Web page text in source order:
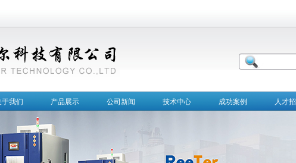
于我们 产品展示 公司新闻 技术中心 成功案例 人才